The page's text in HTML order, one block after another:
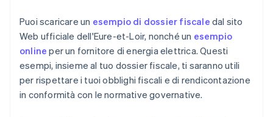
Puoi scaricare un esempio di dossier fiscale dal sito
Web ufficiale dell'Eure-et-Loir, nonché un esempio
online per un fornitore di energia elettrica. Questi
esempi, insieme al tuo dossier fiscale, ti saranno utili
per rispettare i tuoi obblighi fiscali e di rendicontazione
in conformità con le normative governative.